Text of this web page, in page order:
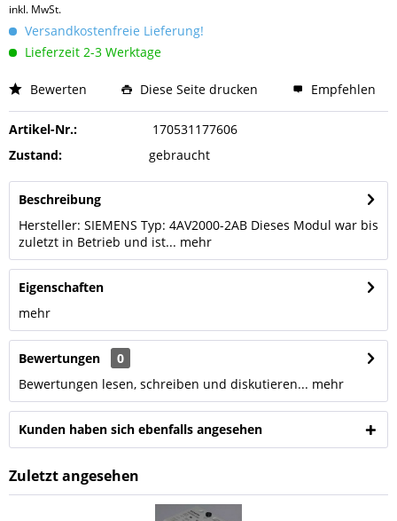
inkl. MwSt.
Versandkostenfreie Lieferung!
Lieferzeit 2-3 Werktage
Bewerten Diese Seite drucken Empfehlen
Artikel-Nr.:
170531177606
Zustand:
gebraucht
Beschreibung
Hersteller: SIEMENS Typ: 4AV2000-2AB Dieses Modul war bis
zuletzt in Betrieb und ist... mehr
Eigenschaften
mehr
Bewertungen
0
Bewertungen lesen, schreiben und diskutieren... mehr
Kunden haben sich ebenfalls angesehen
Zuletzt angesehen